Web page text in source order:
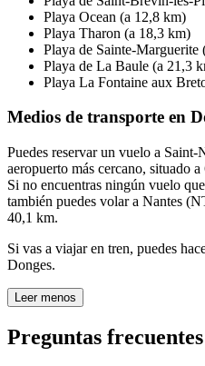
Playa Ocean (a 12,8 km)
Playa Tharon (a 18,3 km)
Playa de Sainte-Marguerite
Playa de La Baule (a 21,3
Playa La Fontaine aux
Medios de transporte en
Puedes reservar un vuelo a
aeropuerto más cercano, situado
Si no encuentras ningún vuelo
también puedes volar a Nantes
40,1 km.
Si vas a viajar en tren, puedes
Donges.
Leer menos
Preguntas frecuentes